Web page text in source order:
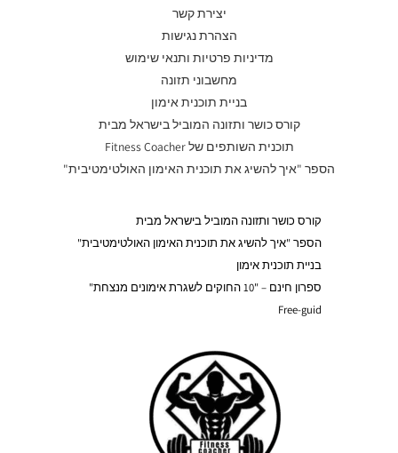
יצירת קשר
הצהרת נגישות
מדיניות פרטיות ותנאי שימוש
מחשבוני תזונה
בניית תוכנית אימון
קורס כושר ותזונה המוביל בישראל מבית
תוכנית השותפים של Fitness Coacher
הספר "איך להשיג את תוכנית האימון האולטימטיבית"
קורס כושר ותזונה המוביל בישראל מבית
הספר "איך להשיג את תוכנית האימון האולטימטיבית"
בניית תוכנית אימון
ספרון חינם – "10 החוקים לשגרת אימונים מנצחת"
Free-guid